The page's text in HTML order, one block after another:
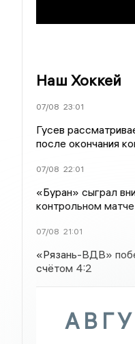
Наш Хоккей
07/08 23:01
Гусев
после окончания
07/08 22:01
«Буран» сыграл
контрольном матче
07/08 21:01
«Рязань-ВДВ»
счётом 4:2